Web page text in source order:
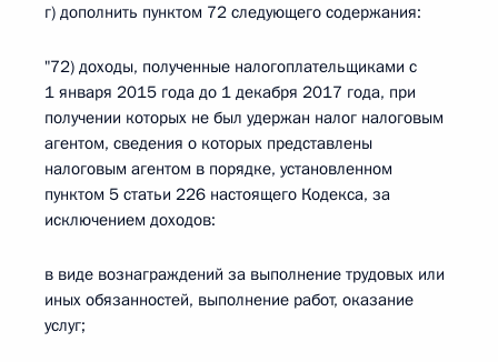
г) дополнить пунктом 72 следующего содержания:
"72) доходы, полученные налогоплательщиками с
1 января 2015 года до 1 декабря 2017 года, при
получении которых не был удержан налог налоговым
агентом, сведения о которых представлены
налоговым агентом в порядке, установленном
пунктом 5 статьи 226 настоящего Кодекса, за
исключением доходов:
в виде вознаграждений за выполнение трудовых или
иных обязанностей, выполнение работ, оказание
услуг;